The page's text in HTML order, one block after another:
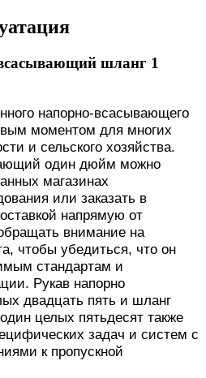
шланг 1
напорно-всасывающего
моментом для многих
и сельского хозяйства.
один дюйм можно
магазинах
или заказать в
напрямую от
внимание на
чтобы убедиться, что он
стандартам и
Рукав напорно
двадцать пять и шланг
целых пятьдесят также
задач и систем с
к пропускной